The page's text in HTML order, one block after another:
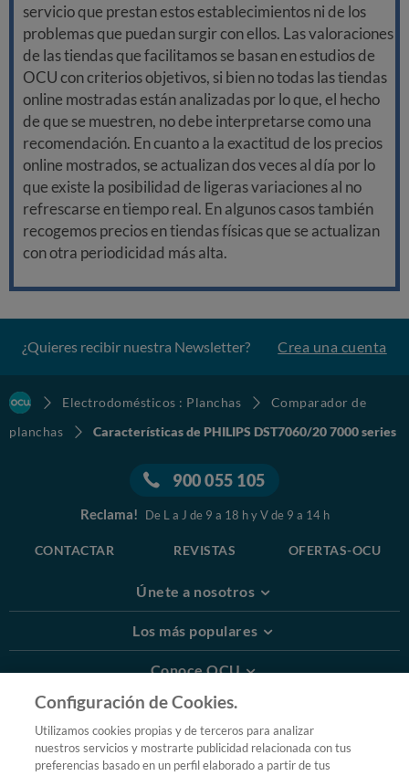
servicio que prestan estos establecimientos ni de los
problemas que puedan surgir con ellos. Las valoraciones
de las tiendas que facilitamos se basan en estudios de
OCU con criterios objetivos, si bien no todas las tiendas
online mostradas están analizadas por lo que, el hecho
de que se muestren, no debe interpretarse como una
recomendación. En cuanto a la exactitud de los precios
online mostrados, se actualizan dos veces al día por lo
que existe la posibilidad de ligeras variaciones al no
refrescarse en tiempo real. En algunos casos también
recogemos precios en tiendas físicas que se actualizan
con otra periodicidad más alta.
¿Quieres recibir nuestra Newsletter? Crea una cuenta
Electrodomésticos : Planchas
Comparador de
planchas
Características de PHILIPS DST7060/20 7000 series
900 055 105
Reclama! De L a J de 9 a 18 h y V de 9 a 14 h
CONTACTAR REVISTAS OFERTAS-OCU
Únete a nosotros
Los más populares
Conoce OCU
Más Información
© 2026 OCU
Condiciones generales de contratación de OCU
Configuración de Cookies.
Utilizamos cookies propias y de terceros para analizar
nuestros servicios y mostrarte publicidad relacionada con tus
preferencias basado en un perfil elaborado a partir de tus